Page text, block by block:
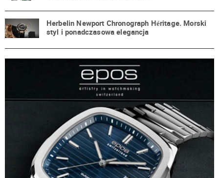
Herbelin Newport Chronograph Héritage. Morski
styl i ponadczasowa elegancja